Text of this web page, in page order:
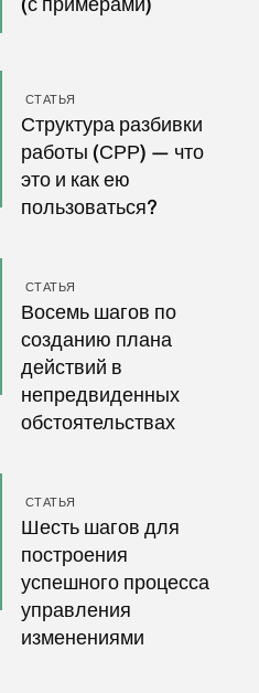
СТАТЬЯ
Структура разбивки
работы (СРР) — что
это и как ею
пользоваться?
СТАТЬЯ
Восемь шагов по
созданию плана
действий в
непредвиденных
обстоятельствах
СТАТЬЯ
Шесть шагов для
построения
успешного процесса
управления
изменениями